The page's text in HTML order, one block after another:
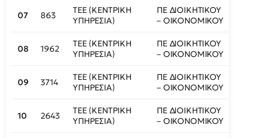
07 863
ΤΕΕ (ΚΕΝΤΡΙΚΗ
ΥΠΗΡΕΣΙΑ)
ΠΕ ΔΙΟΙΚΗΤΙΚΟΥ
– ΟΙΚΟΝΟΜΙΚΟΥ
08 1962
ΤΕΕ (ΚΕΝΤΡΙΚΗ
ΥΠΗΡΕΣΙΑ)
ΠΕ ΔΙΟΙΚΗΤΙΚΟΥ
– ΟΙΚΟΝΟΜΙΚΟΥ
09 3714
ΤΕΕ (ΚΕΝΤΡΙΚΗ
ΥΠΗΡΕΣΙΑ)
ΠΕ ΔΙΟΙΚΗΤΙΚΟΥ
– ΟΙΚΟΝΟΜΙΚΟΥ
10 2643
ΤΕΕ (ΚΕΝΤΡΙΚΗ
ΥΠΗΡΕΣΙΑ)
ΠΕ ΔΙΟΙΚΗΤΙΚΟΥ
– ΟΙΚΟΝΟΜΙΚΟΥ